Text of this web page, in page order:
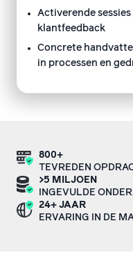
Activerende
klantfeedback
Concrete
in processen en
800+
TEVREDEN
>5 MILJOEN
INGEVULDE
24+ JAAR
ERVARING IN DE